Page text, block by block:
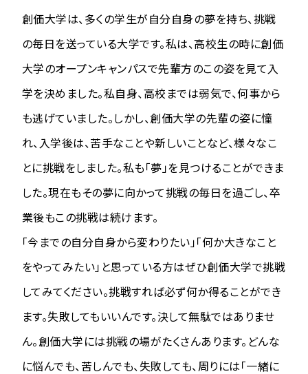
創価大学は、多くの学生が自分自身の夢を持ち、挑戦
の毎日を送っている大学です。私は、高校生の時に創価
大学のオープンキャンパスで先輩方のこの姿を見て入
学を決めました。私自身、高校までは弱気で、何事から
も逃げていました。しかし、創価大学の先輩の姿に憧
れ、入学後は、苦手なことや新しいことなど、様々なこ
とに挑戦をしました。私も「夢」を見つけることができま
した。現在もその夢に向かって挑戦の毎日を過ごし、卒
業後もこの挑戦は続けます。
「今までの自分自身から変わりたい」「何か大きなこと
をやってみたい」と思っている方はぜひ創価大学で挑戦
してみてください。挑戦すれば必ず何か得ることができ
ます。失敗してもいいんです。決して無駄ではありませ
ん。創価大学には挑戦の場がたくさんあります。どんな
に悩んでも、苦しんでも、失敗しても、周りには「一緒に